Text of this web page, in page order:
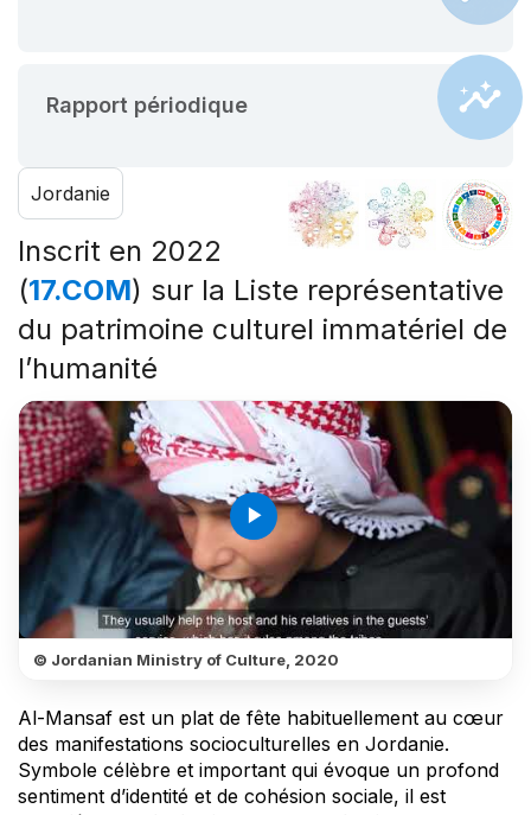
Rapport périodique
Jordanie
Inscrit en 2022
(17.COM) sur la Liste représentative
du patrimoine culturel immatériel de
l’humanité
play_arrow
© Jordanian Ministry of Culture, 2020
Al-Mansaf est un plat de fête habituellement au cœur
des manifestations socioculturelles en Jordanie.
Symbole célèbre et important qui évoque un profond
sentiment d’identité et de cohésion sociale, il est